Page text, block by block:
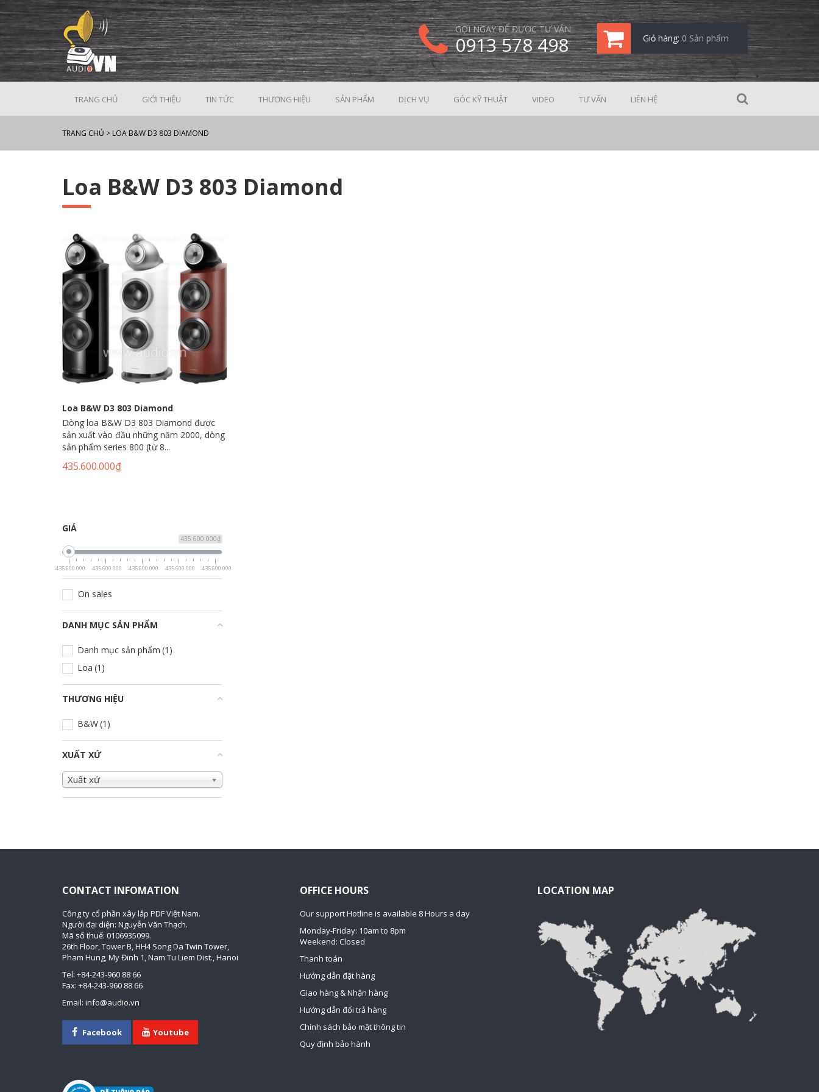
GỌI NGAY ĐỂ ĐƯỢC TƯ VẤN
0913 578 498 Giỏ hàng: 0 Sản phẩm
TRANG CHỦ GIỚI THIỆU TIN TỨC THƯƠNG HIỆU SẢN PHẨM DỊCH VỤ GÓC KỸ THUẬT VIDEO TƯ VẤN LIÊN HỆ
TRANG CHỦ > LOA B&W D3 803 DIAMOND
Loa B&W D3 803 Diamond
Loa B&W D3 803 Diamond
Dòng loa B&W D3 803 Diamond được
sản xuất vào đầu những năm 2000, dòng
sản phẩm series 800 (từ 8...
435.600.000₫
GIÁ
435 600 000₫
435 600 000 435 600 000 435 600 000 435 600 000 435 600 000
On sales
DANH MỤC SẢN PHẨM
Danh mục sản phẩm (1)
Loa (1)
THƯƠNG HIỆU
B&W(1)
XUẤT XỨ
Xuất xứ
CONTACT INFOMATION
Công ty cổ phần xây lắp PDF Việt Nam.
Người đại diện: Nguyễn Văn Thạch.
Mã số thuế: 0106935099.
26th Floor, Tower B, HH4 Song Da Twin Tower,
Pham Hung, My Đinh 1, Nam Tu Liem Dist., Hanoi
Tel: +84-243-960 88 66
Fax: +84-243-960 88 66
Email: info@audio.vn
Facebook Youtube
OFFICE HOURS
Our support Hotline is available 8 Hours a day
Monday-Friday: 10am to 8pm
Weekend: Closed
Thanh toán
Hướng dẫn đặt hàng
Giao hàng & Nhận hàng
Hướng dẫn đổi trả hàng
Chính sách bảo mật thông tin
Quy định bảo hành
LOCATION MAP